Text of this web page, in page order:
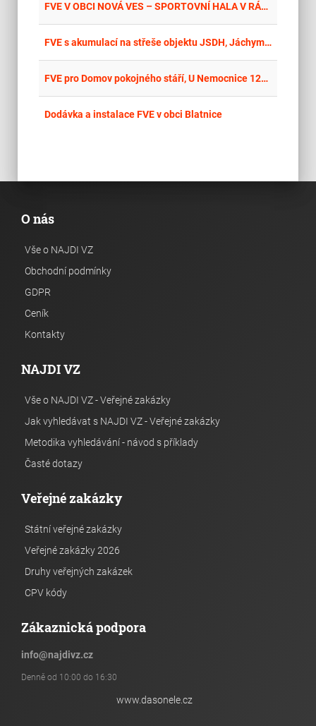
FVE V OBCI NOVÁ VES – SPORTOVNÍ HALA V RÁMCI VÝZVY ModF – RES+ Č. 3/2024 AKTUALIZACE PROJEKTU PRO ZADÁVACÍ DOKUMENTACI
FVE s akumulací na střeše objektu JSDH, Jáchymovská 1528, 363 01 Ostrov
FVE pro Domov pokojného stáří, U Nemocnice 1202, 363 01 Ostrov
Dodávka a instalace FVE v obci Blatnice
O nás
Vše o NAJDI VZ
Obchodní podmínky
GDPR
Ceník
Kontakty
NAJDI VZ
Vše o NAJDI VZ - Veřejné zakázky
Jak vyhledávat s NAJDI VZ - Veřejné zakázky
Metodika vyhledávání - návod s příklady
Časté dotazy
Veřejné zakázky
Státní veřejné zakázky
Veřejné zakázky 2026
Druhy veřejných zakázek
CPV kódy
Zákaznická podpora
info@najdivz.cz
Denně od 10:00 do 16:30
www.dasonele.cz